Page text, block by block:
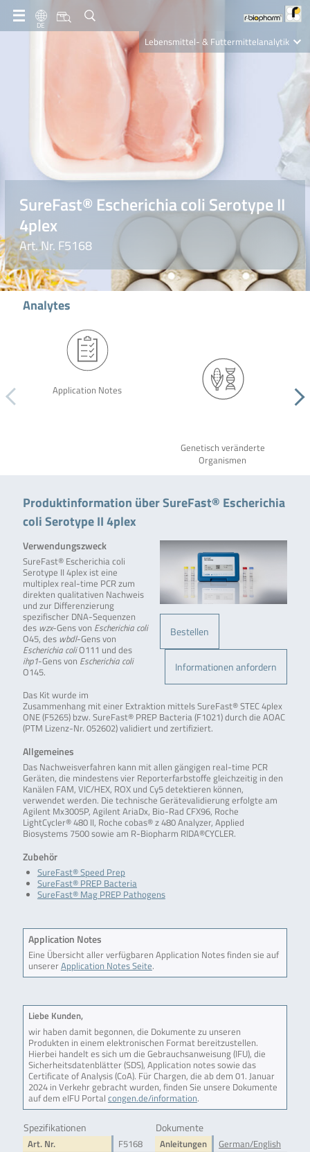
DE
Lebensmittel- & Futtermittelanalytik
Clinical Diagnostics
R-Biopharm AG
Nutrition Care
SureFast® Escherichia coli Serotype II
4plex
Art. Nr. F5168
Analytes
Application Notes
Genetisch veränderte
Organismen
Produktinformation über SureFast® Escherichia
coli Serotype II 4plex
Bestellen
Informationen anfordern
Verwendungszweck
SureFast® Escherichia coli
Serotype II 4plex ist eine
multiplex real-time PCR zum
direkten qualitativen Nachweis
und zur Differenzierung
spezifischer DNA-Sequenzen
des wzx-Gens von Escherichia coli
O45, des wbdl-Gens von
Escherichia coliO111 und des
ihp1-Gens von Escherichia coli
O145.
Das Kit wurde im
Zusammenhang mit einer Extraktion mittels SureFast® STEC 4plex
ONE (F5265) bzw. SureFast® PREP Bacteria (F1021) durch die AOAC
(PTM Lizenz-Nr. 052602) validiert und zertifiziert.
Allgemeines
Das Nachweisverfahren kann mit allen gängigen real-time PCR
Geräten, die mindestens vier Reporterfarbstoffe gleichzeitig in den
Kanälen FAM, VIC/HEX, ROX und Cy5 detektieren können,
verwendet werden. Die technische Gerätevalidierung erfolgte am
Agilent Mx3005P, Agilent AriaDx, Bio-Rad CFX96, Roche
LightCycler® 480 II, Roche cobas® z 480 Analyzer, Applied
Biosystems 7500 sowie am R-Biopharm RIDA®CYCLER.
Zubehör
SureFast® Speed Prep
SureFast® PREP Bacteria
SureFast® Mag PREP Pathogens
Application Notes
Eine Übersicht aller verfügbaren Application Notes finden sie auf
unsererApplication Notes Seite.
Liebe Kunden,
wir haben damit begonnen, die Dokumente zu unseren
Produkten in einem elektronischen Format bereitzustellen.
Hierbei handelt es sich um die Gebrauchsanweisung (IFU), die
Sicherheitsdatenblätter (SDS), Application notes sowie das
Certificate of Analysis (CoA). Für Chargen, die ab dem 01. Januar
2024 in Verkehr gebracht wurden, finden Sie unsere Dokumente
auf dem eIFU Portal congen.de/information.
Spezifikationen
Art. Nr.
F5168
Dokumente
Anleitungen
German/English